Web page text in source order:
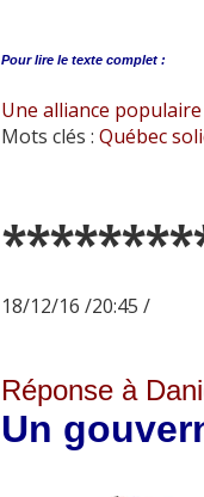
Pour lire le texte complet :
Une alliance
Mots clés : Québec
18/12/16 /20:45 /
Réponse à
Un